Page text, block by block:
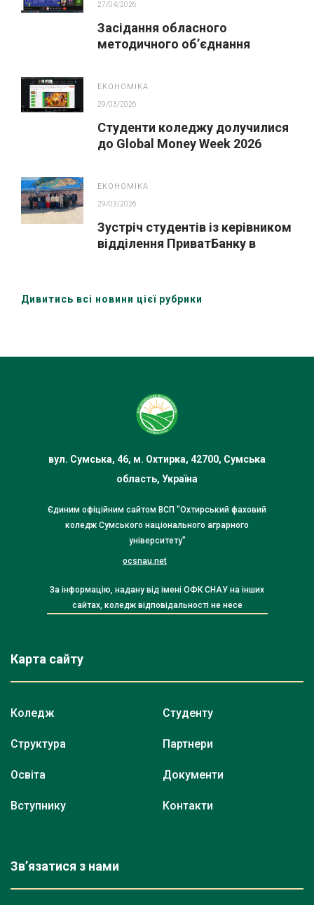
27/04/2026
Засідання обласного
методичного обʼєднання
ЕКОНОМІКА
29/03/2026
Студенти коледжу долучилися
до Global Money Week 2026
ЕКОНОМІКА
29/03/2026
Зустріч студентів із керівником
відділення ПриватБанку в
Дивитись всі новини цієї рубрики
вул. Сумська, 46, м. Охтирка, 42700, Сумська
область, Україна
Єдиним офіційним сайтом ВСП "Охтирський фаховий
коледж Сумського національного аграрного
університету"
ocsnau.net
За інформацію, надану від імені ОФК СНАУ на інших
сайтах, коледж відповідальності не несе
Карта сайту
Коледж
Структура
Освіта
Вступнику
Студенту
Партнери
Документи
Контакти
Зв’язатися з нами